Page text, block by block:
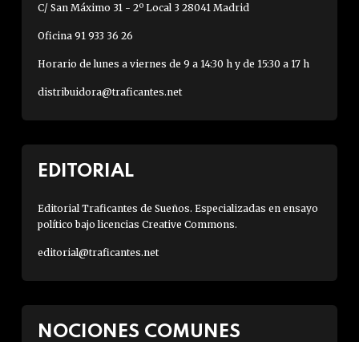
C/ San Máximo 31 - 2º Local 3 28041 Madrid
Oficina 91 933 36 26
Horario de lunes a viernes de 9 a 14:30 h y de 15:30 a 17 h
distribuidora@traficantes.net
EDITORIAL
Editorial Traficantes de Sueños. Especializadas en ensayo
político bajo licencias Creative Commons.
editorial@traficantes.net
NOCIONES COMUNES